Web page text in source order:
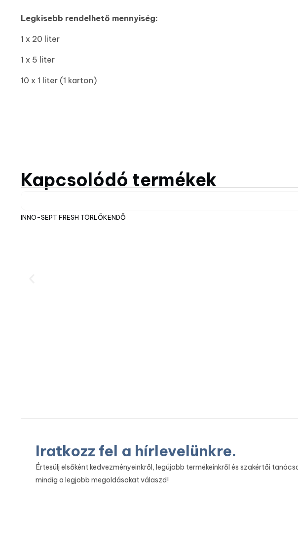
Legkisebb rendelhető mennyiség:
1 x 20 liter
1 x 5 liter
10 x 1 liter (1 karton)
Kapcsolódó termékek
INNO-SEPT FRESH TÖRLŐKENDŐ
Iratkozz fel a hírlevelünkre.
Értesülj elsőként kedvezményeinkről, legújabb termékeinkről és szakértői
mindig a legjobb megoldásokat válaszd!